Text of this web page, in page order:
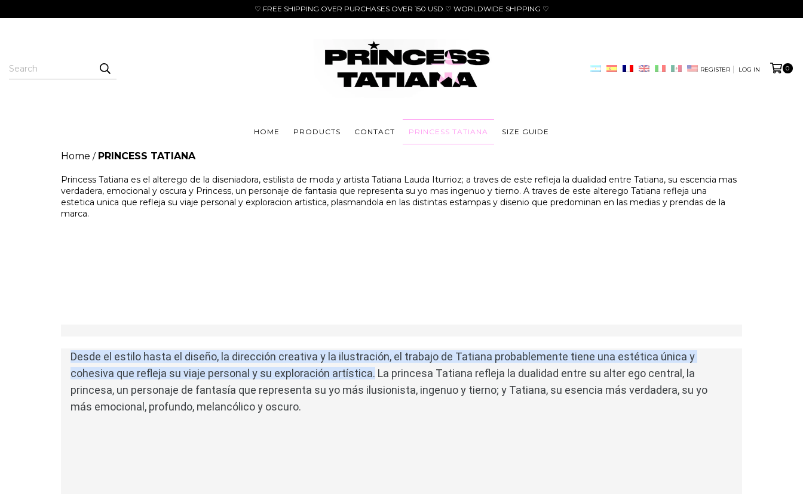
♡ FREE SHIPPING OVER PURCHASES OVER 150 USD ♡ WORLDWIDE SHIPPING ♡
REGISTER LOG IN 0
HOME PRODUCTS CONTACT PRINCESS TATIANA SIZE GUIDE
Home / PRINCESS TATIANA
Princess Tatiana es el alterego de la diseniadora, estilista de moda y artista Tatiana Lauda Iturrioz; a traves de este refleja la dualidad entre Tatiana, su escencia mas
verdadera, emocional y oscura y Princess, un personaje de fantasia que representa su yo mas ingenuo y tierno. A traves de este alterego Tatiana refleja una
estetica unica que refleja su viaje personal y exploracion artistica, plasmandola en las distintas estampas y disenio que predominan en las medias y prendas de la
marca.
Desde el estilo hasta el diseño, la dirección creativa y la ilustración, el trabajo de Tatiana probablemente tiene una estética única y
cohesiva que refleja su viaje personal y su exploración artística. La princesa Tatiana refleja la dualidad entre su alter ego central, la
princesa, un personaje de fantasía que representa su yo más ilusionista, ingenuo y tierno; y Tatiana, su esencia más verdadera, su yo
más emocional, profundo, melancólico y oscuro.